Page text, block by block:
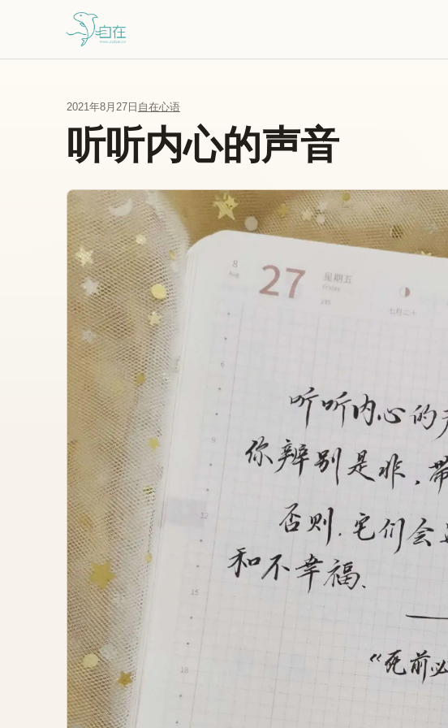
跳到主要内容
2021年8月27日 自在心语
听听内心的声音